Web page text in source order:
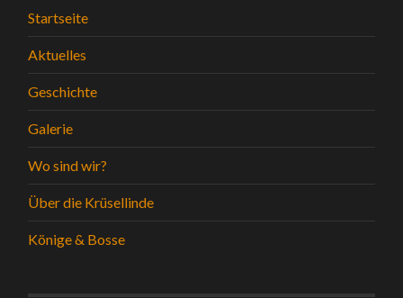
Startseite
Aktuelles
Geschichte
Galerie
Wo sind wir?
Über die Krüsellinde
Könige & Bosse